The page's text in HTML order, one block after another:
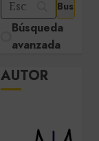
Búsqueda
avanzada
AUTOR